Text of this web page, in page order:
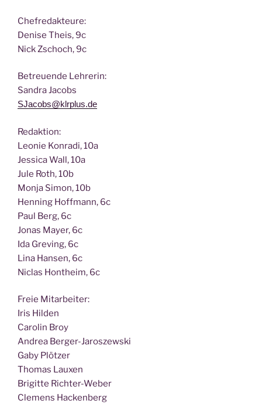
Chef­re­dak­teu­re:
Deni­se Theis, 9c
Nick Zscho­ch, 9c
Betreu­en­de Lehrerin:
San­dra Jacobs
SJacobs@klrplus.de
Redak­ti­on:
Leo­nie Kon­ra­di, 10a
Jes­si­ca Wall, 10a
Jule Roth, 10b
Mon­ja Simon, 10b
Hen­ning Hoff­mann, 6c
Paul Berg, 6c
Jonas May­er, 6c
Ida Gre­ving, 6c
Lina Han­sen, 6c
Nic­las Hont­heim, 6c
Freie Mit­ar­bei­ter:
Iris Hilden
Caro­lin Broy
Andrea Berger-Jaroszewski
Gaby Plötzer
Tho­mas Lauxen
Bri­git­te Richter-Weber
Cle­mens Hackenberg